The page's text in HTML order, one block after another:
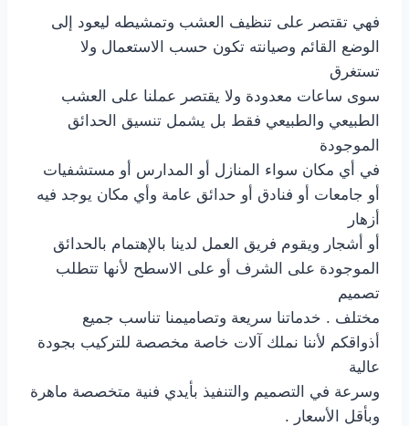
فهي تقتصر على تنظيف العشب وتمشيطه ليعود إلى
الوضع القائم وصيانته تكون حسب الاستعمال ولا
تستغرق
سوى ساعات معدودة ولا يقتصر عملنا على العشب
الطبيعي والطبيعي فقط بل يشمل تنسيق الحدائق
الموجودة
في أي مكان سواء المنازل أو المدارس أو مستشفيات
أو جامعات أو فنادق أو حدائق عامة وأي مكان يوجد فيه
أزهار
أو أشجار ويقوم فريق العمل لدينا بالإهتمام بالحدائق
الموجودة على الشرف أو على الاسطح لأنها تتطلب
تصميم
مختلف . خدماتنا سريعة وتصاميمنا تناسب جميع
أذواقكم لأننا نملك آلات خاصة مخصصة للتركيب بجودة
عالية
وسرعة في التصميم والتنفيذ بأيدي فنية متخصصة ماهرة
وبأقل الأسعار .